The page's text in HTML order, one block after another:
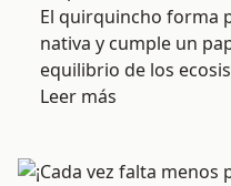
El quirquincho forma
nativa y cumple un
equilibrio de los
Leer más